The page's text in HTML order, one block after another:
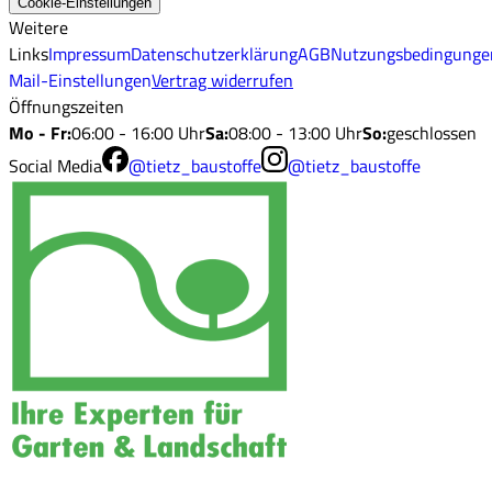
Weitere
LinksImpressumDatenschutzerklärungAGB
Mail-EinstellungenVertrag widerrufen
Öffnungszeiten
Mo - Fr:06:00 - 16:00 UhrSa:08:00 - 13:00 UhrSo:geschlossen
Social Media
@tietz_baustoffe @tietz_baustoffe